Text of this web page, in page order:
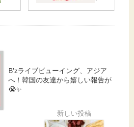
告。
現
スト
と向
き合
うた
リウ
う私
の今
B’zライブビューイング、アジア
へ！韓国の友達から嬉しい報告が
😭✨